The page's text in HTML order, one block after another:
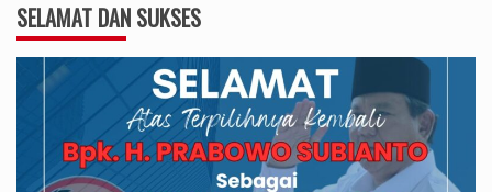
SELAMAT DAN SUKSES